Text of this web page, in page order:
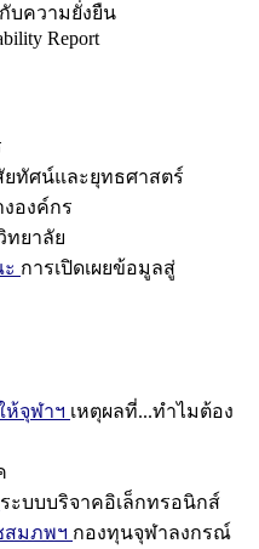
บความยั่งยืน
Report
ยทัศน์และยุทธศาสตร์
องค์กร
ทยาลัย
การเปิดเผยข้อมูลสู่
ห้จุฬาฯ เหตุผลที่...ทำไมต้อง
ระบบบริจาคอิเล็กทรอนิกส์
สมภพฯ กองทุนจุฬาลงกรณ์